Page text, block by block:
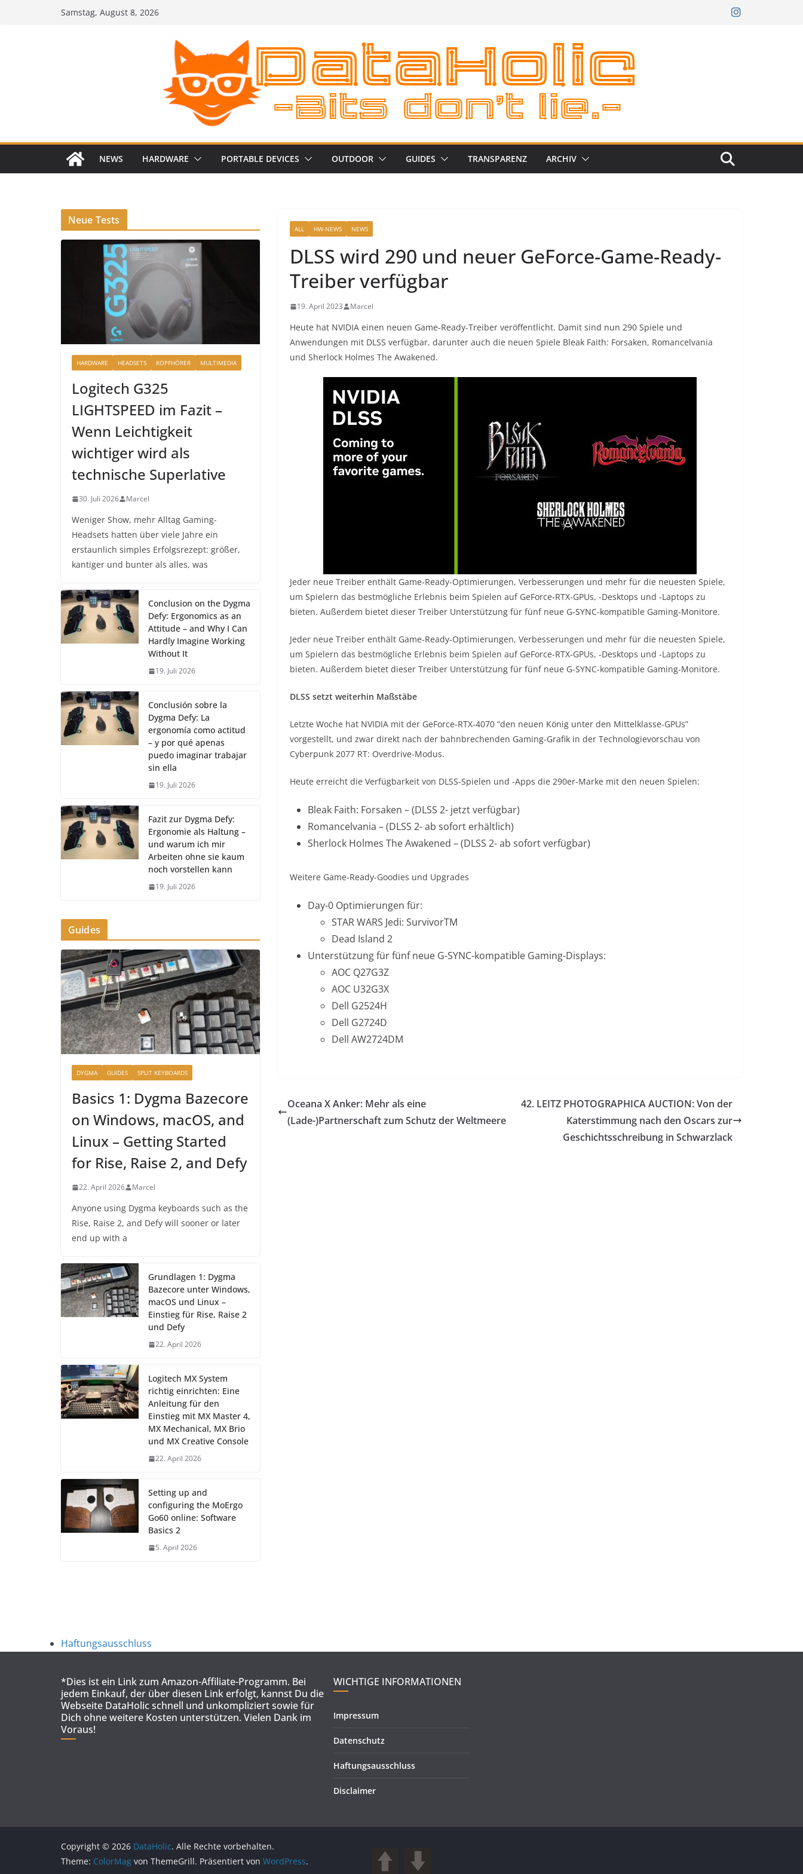
Samstag, August 8, 2026
NEWS HARDWARE PORTABLE DEVICES OUTDOOR GUIDES TRANSPARENZ ARCHIV
ALL HW-NEWS NEWS
DLSS wird 290 und neuer GeForce-Game-Ready-
Treiber verfügbar
19. April 2023 Marcel
Heute hat NVIDIA einen neuen Game-Ready-Treiber veröffentlicht. Damit sind nun 290 Spiele und
Anwendungen mit DLSS verfügbar, darunter auch die neuen Spiele Bleak Faith: Forsaken, Romancelvania
und Sherlock Holmes The Awakened.
Jeder neue Treiber enthält Game-Ready-Optimierungen, Verbesserungen und mehr für die neuesten Spiele,
um Spielern das bestmögliche Erlebnis beim Spielen auf GeForce-RTX-GPUs, -Desktops und -Laptops zu
bieten. Außerdem bietet dieser Treiber Unterstützung für fünf neue G-SYNC-kompatible Gaming-Monitore.
Jeder neue Treiber enthält Game-Ready-Optimierungen, Verbesserungen und mehr für die neuesten Spiele,
um Spielern das bestmögliche Erlebnis beim Spielen auf GeForce-RTX-GPUs, -Desktops und -Laptops zu
bieten. Außerdem bietet dieser Treiber Unterstützung für fünf neue G-SYNC-kompatible Gaming-Monitore.
DLSS setzt weiterhin Maßstäbe
Letzte Woche hat NVIDIA mit der GeForce-RTX-4070 “den neuen König unter den Mittelklasse-GPUs”
vorgestellt, und zwar direkt nach der bahnbrechenden Gaming-Grafik in der Technologievorschau von
Cyberpunk 2077 RT: Overdrive-Modus.
Heute erreicht die Verfügbarkeit von DLSS-Spielen und -Apps die 290er-Marke mit den neuen Spielen:
Bleak Faith: Forsaken – (DLSS 2- jetzt verfügbar)
Romancelvania – (DLSS 2- ab sofort erhältlich)
Sherlock Holmes The Awakened – (DLSS 2- ab sofort verfügbar)
Weitere Game-Ready-Goodies und Upgrades
Day-0 Optimierungen für:
STAR WARS Jedi: SurvivorTM
Dead Island 2
Unterstützung für fünf neue G-SYNC-kompatible Gaming-Displays:
AOC Q27G3Z
AOC U32G3X
Dell G2524H
Dell G2724D
Dell AW2724DM
Oceana X Anker: Mehr als eine
(Lade-)Partnerschaft zum Schutz der Weltmeere
42. LEITZ PHOTOGRAPHICA AUCTION: Von der
Katerstimmung nach den Oscars zur
Geschichtsschreibung in Schwarzlack
Neue Tests
HARDWARE HEADSETS KOPFHÖRER MULTIMEDIA
Logitech G325
LIGHTSPEED im Fazit –
Wenn Leichtigkeit
wichtiger wird als
technische Superlative
30. Juli 2026 Marcel
Weniger Show, mehr Alltag Gaming-
Headsets hatten über viele Jahre ein
erstaunlich simples Erfolgsrezept: größer,
kantiger und bunter als alles, was
Conclusion on the Dygma
Defy: Ergonomics as an
Attitude – and Why I Can
Hardly Imagine Working
Without It
19. Juli 2026
Conclusión sobre la
Dygma Defy: La
ergonomía como actitud
– y por qué apenas
puedo imaginar trabajar
sin ella
19. Juli 2026
Fazit zur Dygma Defy:
Ergonomie als Haltung –
und warum ich mir
Arbeiten ohne sie kaum
noch vorstellen kann
19. Juli 2026
Guides
DYGMA GUIDES SPLIT KEYBOARDS
Basics 1: Dygma Bazecore
on Windows, macOS, and
Linux – Getting Started
for Rise, Raise 2, and Defy
22. April 2026 Marcel
Anyone using Dygma keyboards such as the
Rise, Raise 2, and Defy will sooner or later
end up with a
Grundlagen 1: Dygma
Bazecore unter Windows,
macOS und Linux –
Einstieg für Rise, Raise 2
und Defy
22. April 2026
Logitech MX System
richtig einrichten: Eine
Anleitung für den
Einstieg mit MX Master 4,
MX Mechanical, MX Brio
und MX Creative Console
22. April 2026
Setting up and
configuring the MoErgo
Go60 online: Software
Basics 2
5. April 2026
Haftungsausschluss
*Dies ist ein Link zum Amazon-Affiliate-Programm. Bei
jedem Einkauf, der über diesen Link erfolgt, kannst Du die
Webseite DataHolic schnell und unkompliziert sowie für
Dich ohne weitere Kosten unterstützen. Vielen Dank im
Voraus!
WICHTIGE INFORMATIONEN
Impressum
Datenschutz
Haftungsausschluss
Disclaimer
Copyright © 2026 DataHolic. Alle Rechte vorbehalten.
Theme: ColorMag von ThemeGrill. Präsentiert von WordPress.